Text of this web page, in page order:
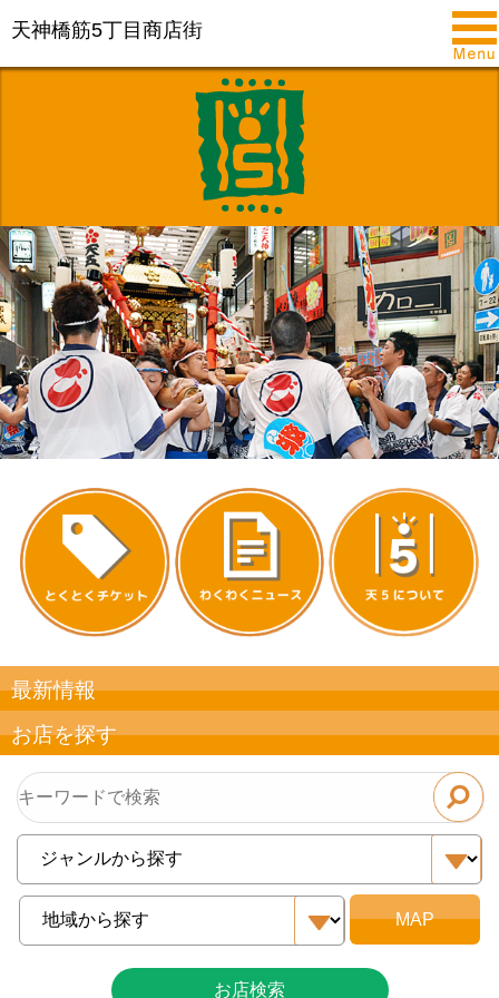
天神橋筋5丁目商店街
最新情報
お店を探す
お店検索